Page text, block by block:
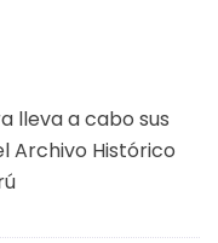
lleva a cabo sus
Archivo Histórico